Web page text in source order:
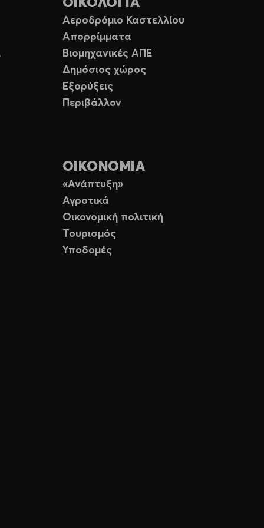
ΟΙΚΟΛΟΓΙΑ
Αεροδρόμιο Καστελλίου
Απορρίμματα
Βιομηχανικές ΑΠΕ
Δημόσιος χώρος
Εξορύξεις
Περιβάλλον
ΟΙΚΟΝΟΜΙΑ
«Ανάπτυξη»
Αγροτικά
Οικονομική πολιτική
Τουρισμός
Υποδομές